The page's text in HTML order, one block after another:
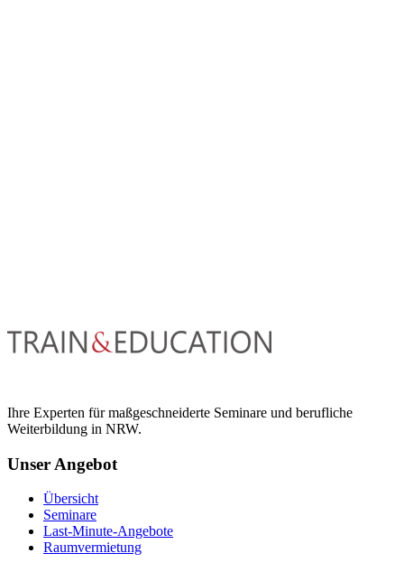
Ihre Experten für maßgeschneiderte Seminare und berufliche
Weiterbildung in NRW.
Unser Angebot
Übersicht
Seminare
Last-Minute-Angebote
Raumvermietung